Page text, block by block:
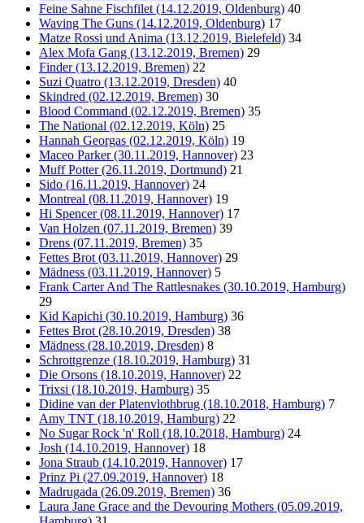
Feine Sahne Fischfilet (14.12.2019, Oldenburg) 40
Waving The Guns (14.12.2019, Oldenburg) 17
Matze Rossi und Anima (13.12.2019, Bielefeld) 34
Alex Mofa Gang (13.12.2019, Bremen) 29
Finder (13.12.2019, Bremen) 22
Suzi Quatro (13.12.2019, Dresden) 40
Skindred (02.12.2019, Bremen) 30
Blood Command (02.12.2019, Bremen) 35
The National (02.12.2019, Köln) 25
Hannah Georgas (02.12.2019, Köln) 19
Maceo Parker (30.11.2019, Hannover) 23
Muff Potter (26.11.2019, Dortmund) 21
Sido (16.11.2019, Hannover) 24
Montreal (08.11.2019, Hannover) 19
Hi Spencer (08.11.2019, Hannover) 17
Van Holzen (07.11.2019, Bremen) 39
Drens (07.11.2019, Bremen) 35
Fettes Brot (03.11.2019, Hannover) 29
Mädness (03.11.2019, Hannover) 5
Frank Carter And The Rattlesnakes (30.10.2019, Hamburg)
29
Kid Kapichi (30.10.2019, Hamburg) 36
Fettes Brot (28.10.2019, Dresden) 38
Mädness (28.10.2019, Dresden) 8
Schrottgrenze (18.10.2019, Hamburg) 31
Die Orsons (18.10.2019, Hannover) 22
Trixsi (18.10.2019, Hamburg) 35
Didine van der Platenvlothbrug (18.10.2018, Hamburg) 7
Amy TNT (18.10.2019, Hamburg) 22
No Sugar Rock 'n' Roll (18.10.2018, Hamburg) 24
Josh (14.10.2019, Hannover) 18
Jona Straub (14.10.2019, Hannover) 17
Prinz Pi (27.09.2019, Hannover) 18
Madrugada (26.09.2019, Bremen) 36
Laura Jane Grace and the Devouring Mothers (05.09.2019,